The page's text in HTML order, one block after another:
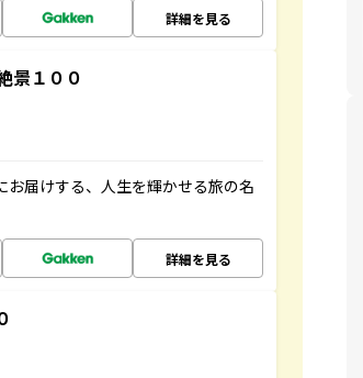
詳細を見る
景１００
届けする、人生を輝かせる旅の名
詳細を見る